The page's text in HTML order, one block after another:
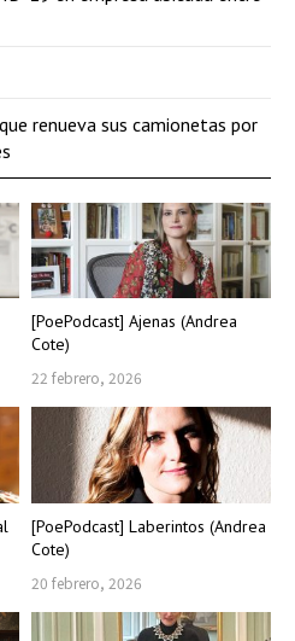
[PoePodcast] Ajenas (Andrea
Cote)
22 febrero, 2026
[PoePodcast] Laberintos (Andrea
Cote)
20 febrero, 2026
renueva sus camionetas por